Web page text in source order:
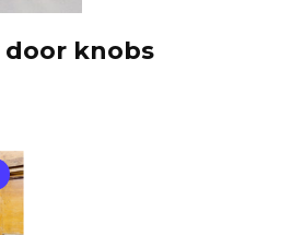
knobs